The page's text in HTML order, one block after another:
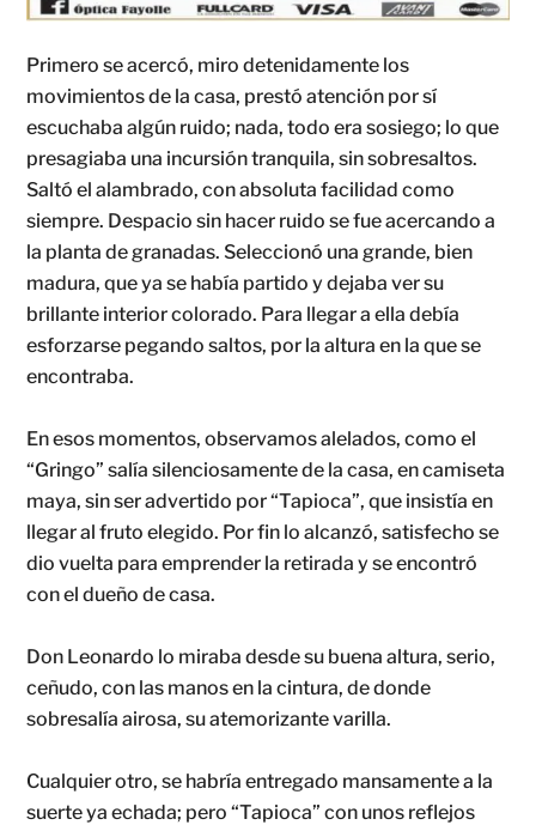
Primero se acercó, miro detenidamente los
movimientos de la casa, prestó atención por sí
escuchaba algún ruido; nada, todo era sosiego; lo que
presagiaba una incursión tranquila, sin sobresaltos.
Saltó el alambrado, con absoluta facilidad como
siempre. Despacio sin hacer ruido se fue acercando a
la planta de granadas. Seleccionó una grande, bien
madura, que ya se había partido y dejaba ver su
brillante interior colorado. Para llegar a ella debía
esforzarse pegando saltos, por la altura en la que se
encontraba.
En esos momentos, observamos alelados, como el
“Gringo” salía silenciosamente de la casa, en camiseta
maya, sin ser advertido por “Tapioca”, que insistía en
llegar al fruto elegido. Por fin lo alcanzó, satisfecho se
dio vuelta para emprender la retirada y se encontró
con el dueño de casa.
Don Leonardo lo miraba desde su buena altura, serio,
ceñudo, con las manos en la cintura, de donde
sobresalía airosa, su atemorizante varilla.
Cualquier otro, se habría entregado mansamente a la
suerte ya echada; pero “Tapioca” con unos reflejos